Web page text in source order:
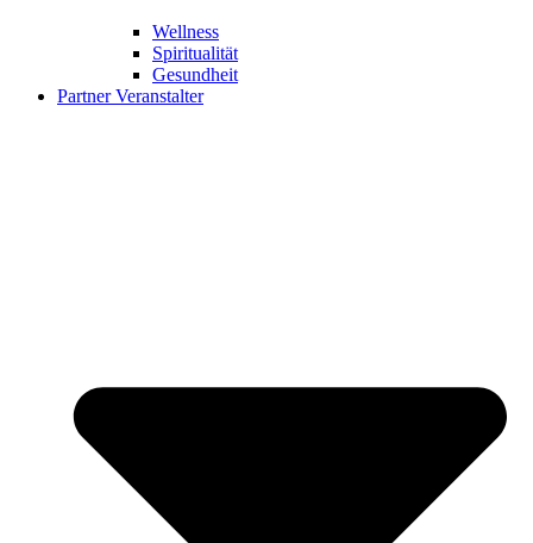
Wellness
Spiritualität
Gesundheit
Partner Veranstalter